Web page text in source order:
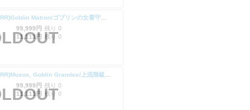
【Foil】(SLD-RR)Goblin Matron/ゴブリンの女看守【No.1312】
99,999円 残り 0
11,111円 残り 0
99,999円 残り 0
11,111円 残り 0